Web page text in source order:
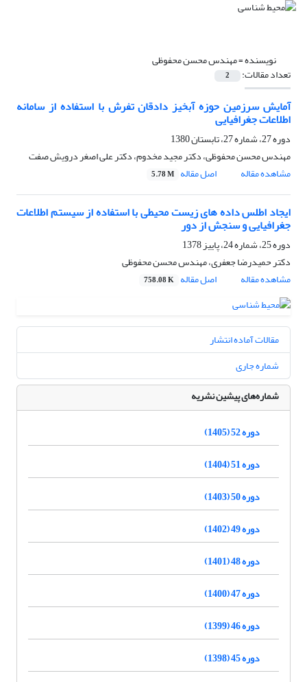
نویسنده =مهندس محسن محفوظی
تعداد مقالات: 2
آمایش سرزمین حوزه آبخیز دادقان تفرش با استفاده از سامانه
اطلاعات جغرافیایی
دوره 27، شماره 27، تابستان 1380
مهندس محسن محفوظی، دکتر مجید مخدوم، دکتر علی اصغر درویش صفت
مشاهده مقاله
اصل مقاله 5.78 M
ایجاد اطلس داده های زیست محیطی با استفاده از سیستم اطلاعات
جغرافیایی و سنجش از دور
دوره 25، شماره 24، پاییز 1378
دکتر حمیدرضا جعفری، مهندس محسن محفوظی
مشاهده مقاله
اصل مقاله 758.08 K
مقالات آماده انتشار
شماره جاری
شماره‌های پیشین نشریه
دوره 52 (1405)
دوره 51 (1404)
دوره 50 (1403)
دوره 49 (1402)
دوره 48 (1401)
دوره 47 (1400)
دوره 46 (1399)
دوره 45 (1398)